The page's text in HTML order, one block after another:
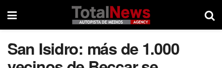
San Isidro: más de 1.000